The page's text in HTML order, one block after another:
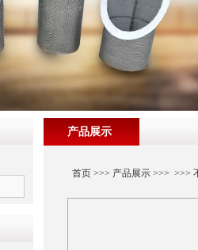
产品展示
首页>>> 产品展示>>> >>>